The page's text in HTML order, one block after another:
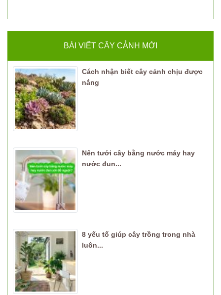
BÀI VIẾT CÂY CẢNH MỚI
Cách nhận biết cây cảnh chịu được
nắng
Nên tưới cây bằng nước máy hay
nước đun...
8 yếu tố giúp cây trồng trong nhà
luôn...